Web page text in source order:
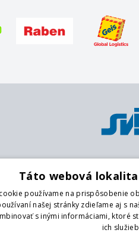
Platba vopred na účet
platenie v hotovosti
Táto webová
používame na prispôsobenie
našej stránky zdieľame aj s
s inými informáciami, ktoré
ich